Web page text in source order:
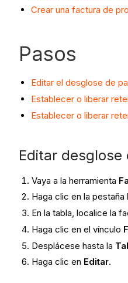
Crear una factura de
Pasos
Editar el desglose de
Establecer o liberar
Establecer o liberar
Editar
Vaya a la herramienta
Haga clic en la pestaña
En la tabla, localice la
Haga clic en el vínculo
Desplácese hasta la
Haga clic en Editar.